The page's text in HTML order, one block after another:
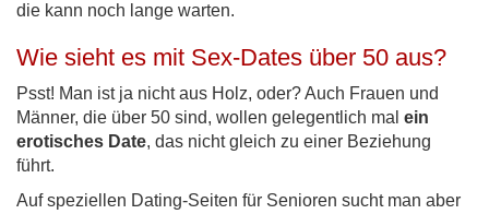
die kann noch lange warten.
Wie sieht es mit Sex-Dates über 50 aus?
Psst! Man ist ja nicht aus Holz, oder? Auch Frauen und
Männer, die über 50 sind, wollen gelegentlich mal ein
erotisches Date, das nicht gleich zu einer Beziehung
führt.
Auf speziellen Dating-Seiten für Senioren sucht man aber